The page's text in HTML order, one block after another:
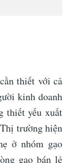
thiết với cả
kinh doanh
thiết yếu xuất
trường hiện
ở nhóm gạo
gạo bán lẻ